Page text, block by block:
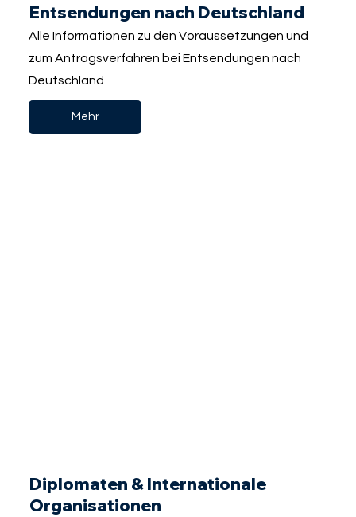
Entsendungen nach Deutschland
Alle Informationen zu den Voraussetzungen und
zum Antragsverfahren bei Entsendungen nach
Deutschland
Mehr
Diplomaten & Internationale
Organisationen